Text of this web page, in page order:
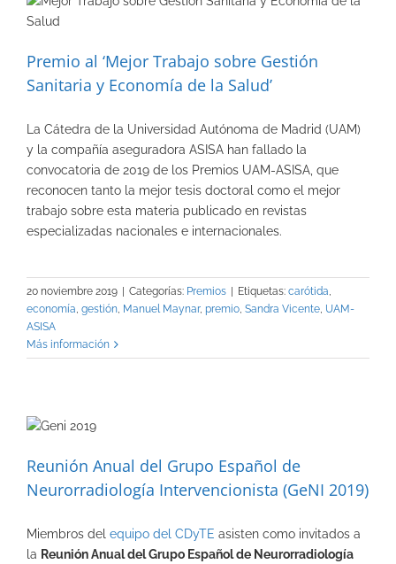
Premio al ‘Mejor Trabajo sobre Gestión
Sanitaria y Economía de la Salud’
La Cátedra de la Universidad Autónoma de Madrid (UAM)
y la compañía aseguradora ASISA han fallado la
convocatoria de 2019 de los Premios UAM-ASISA, que
reconocen tanto la mejor tesis doctoral como el mejor
trabajo sobre esta materia publicado en revistas
especializadas nacionales e internacionales.
20 noviembre 2019 | Categorías: Premios | Etiquetas: carótida
economía gestión Manuel Maynar, premio Sandra Vicente UAM-
ASISA
Más información
Reunión Anual del Grupo Español de
Neurorradiología Intervencionista (GeNI 2019)
Miembros del equipo del CDyTE asisten como invitados a
la Reunión Anual del Grupo Español de Neurorradiología